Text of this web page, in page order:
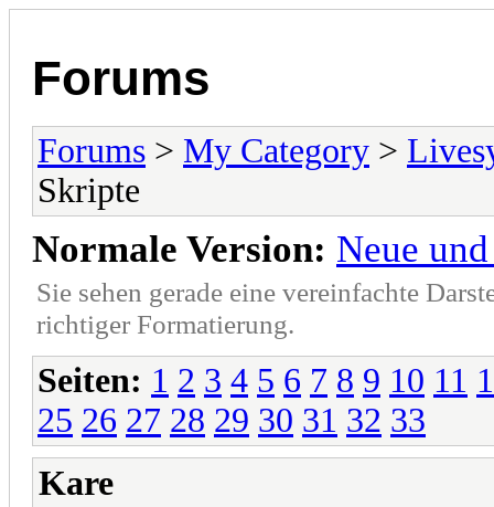
Forums
Forums > My Category >
Skripte
Normale Version: Neue
Sie sehen gerade eine vereinfachte
richtiger Formatierung.
Seiten: 1 2 3 4 5 6 7 8 9 10 11
25 26 27 28 29 30 31 32 33
Kare